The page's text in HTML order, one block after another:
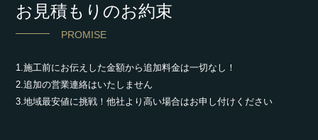
お見積もりのお約束
PROMISE
1.施工前にお伝えした金額から追加料金は一切なし！
2.追加の営業連絡はいたしません
3.地域最安値に挑戦！他社より高い場合はお申し付けください